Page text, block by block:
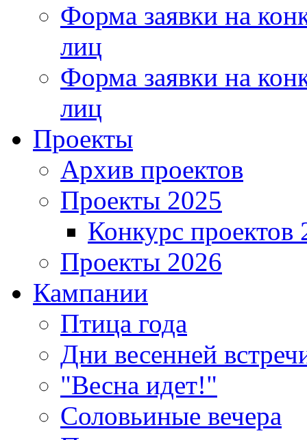
Форма заявки на
лиц
Форма заявки на
лиц
Проекты
Архив проектов
Проекты 2025
Конкурс проектов
Проекты 2026
Кампании
Птица года
Дни весенней
"Весна идет!"
Соловьиные вечера